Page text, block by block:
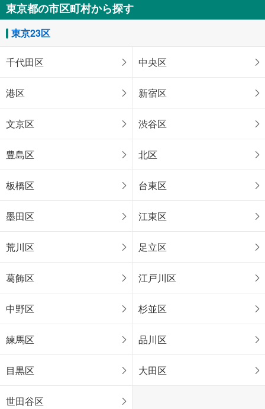
東京都の市区町村から探す
東京23区
千代田区 中央区
港区 新宿区
文京区 渋谷区
豊島区 北区
板橋区 台東区
墨田区 江東区
荒川区 足立区
葛飾区 江戸川区
中野区 杉並区
練馬区 品川区
目黒区 大田区
世田谷区